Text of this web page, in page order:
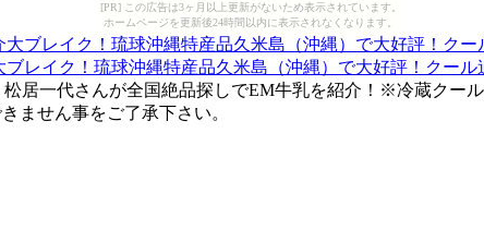
[PR] この広告は3ヶ月以上更新がないため表示されています。
ホームページを更新後24時間以内に表示されなくなります。
レイク！琉球沖縄特産品久米島（沖縄）で大好評！クール
居一代さんが全国絶品探しでEM牛乳を紹介！※冷蔵クー
ません事をご了承下さい。